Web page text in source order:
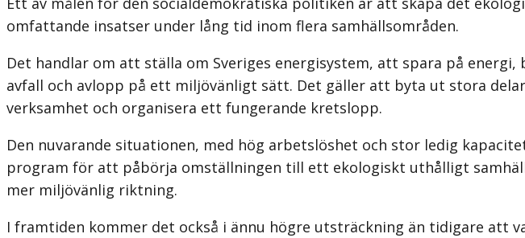
omfattande insatser under lång tid inom flera samhällsområden.
Det handlar om att ställa om Sveriges energisystem, att spara på
avfall och avlopp på ett miljövänligt sätt. Det gäller att byta ut stora
verksamhet och organisera ett fungerande kretslopp.
Den nuvarande situationen, med hög arbetslöshet och stor ledig
program för att påbörja omställningen till ett ekologiskt uthålligt
mer miljövänlig riktning.
I framtiden kommer det också i ännu högre utsträckning än tidigare att